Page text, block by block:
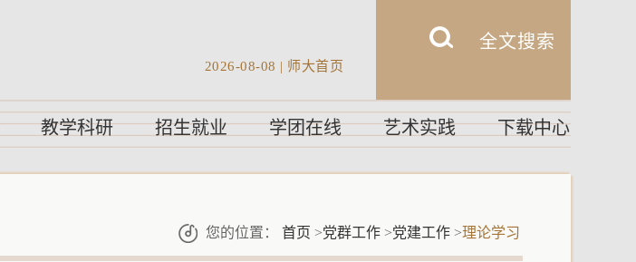
2026-08-08 | 师大首页
教学科研 招生就业 学团在线 艺术实践 下载中心
您的位置： 首页 >党群工作 >党建工作 >理论学习